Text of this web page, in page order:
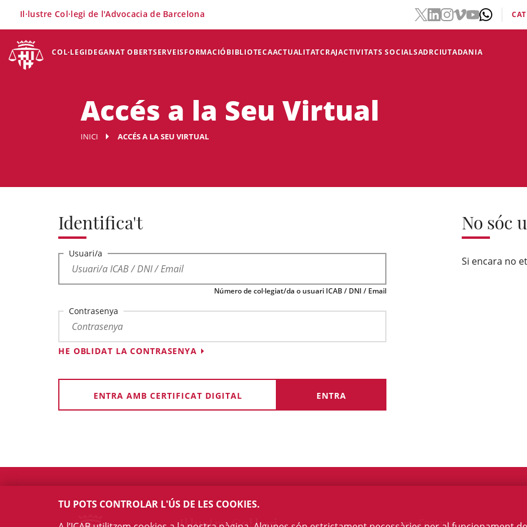
COL·LEGIDEGANAT OBERTSERVEISFORMACIÓBIBLIOTECAACTUALITATCRAJACTIVITATS SOCIALSADRCIUTADANIA
Il·lustre Col·legi de l'Advocacia de Barcelona CAT
Accés a la Seu Virtual
INICI ACCÉS A LA SEU VIRTUAL
Identifica't
Usuari/a
Número de col·legiat/da o usuari ICAB / DNI / Email
Contrasenya
HE OBLIDAT LA CONTRASENYA
ENTRA AMB CERTIFICAT DIGITAL
No sóc
Si encara no
Contacte
TU POTS CONTROLAR L'ÚS DE LES COOKIES.